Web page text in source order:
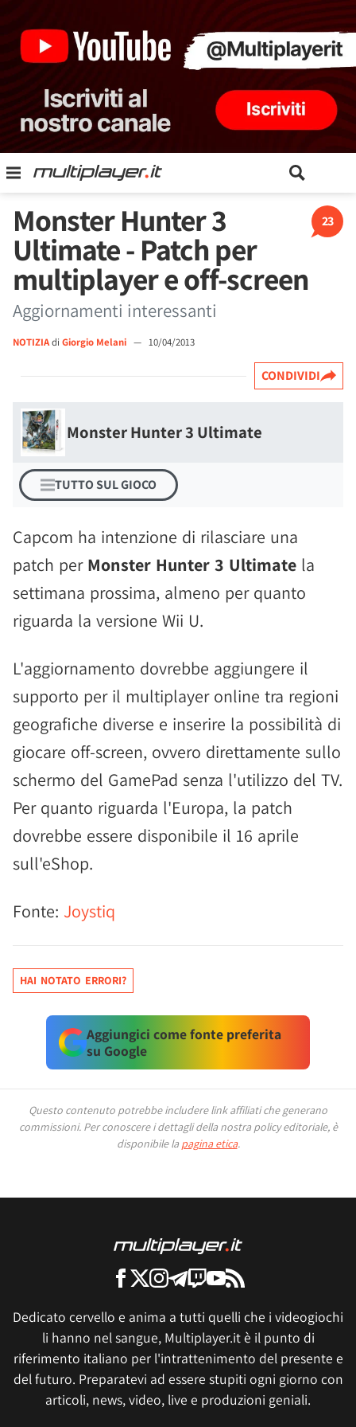
23
Monster Hunter 3
Ultimate - Patch per
multiplayer e off-screen
Aggiornamenti interessanti
NOTIZIAdi Giorgio Melani — 10/04/2013
CONDIVIDI
Monster Hunter 3 Ultimate
TUTTO SUL GIOCO
Capcom ha intenzione di rilasciare una
patch per Monster Hunter 3 Ultimate la
settimana prossima, almeno per quanto
riguarda la versione Wii U.
L'aggiornamento dovrebbe aggiungere il
supporto per il multiplayer online tra regioni
geografiche diverse e inserire la possibilità di
giocare off-screen, ovvero direttamente sullo
schermo del GamePad senza l'utilizzo del TV.
Per quanto riguarda l'Europa, la patch
dovrebbe essere disponibile il 16 aprile
sull'eShop.
Fonte: Joystiq
HAI NOTATO ERRORI?
Aggiungici come fonte preferita
su Google
Questo contenuto potrebbe includere link affiliati che generano
commissioni. Per conoscere i dettagli della nostra policy editoriale, è
disponibile la pagina etica.
Dedicato cervello e anima a tutti quelli che i videogiochi
li hanno nel sangue, Multiplayer.it è il punto di
riferimento italiano per l'intrattenimento del presente e
del futuro. Preparatevi ad essere stupiti ogni giorno con
articoli, news, video, live e produzioni geniali.